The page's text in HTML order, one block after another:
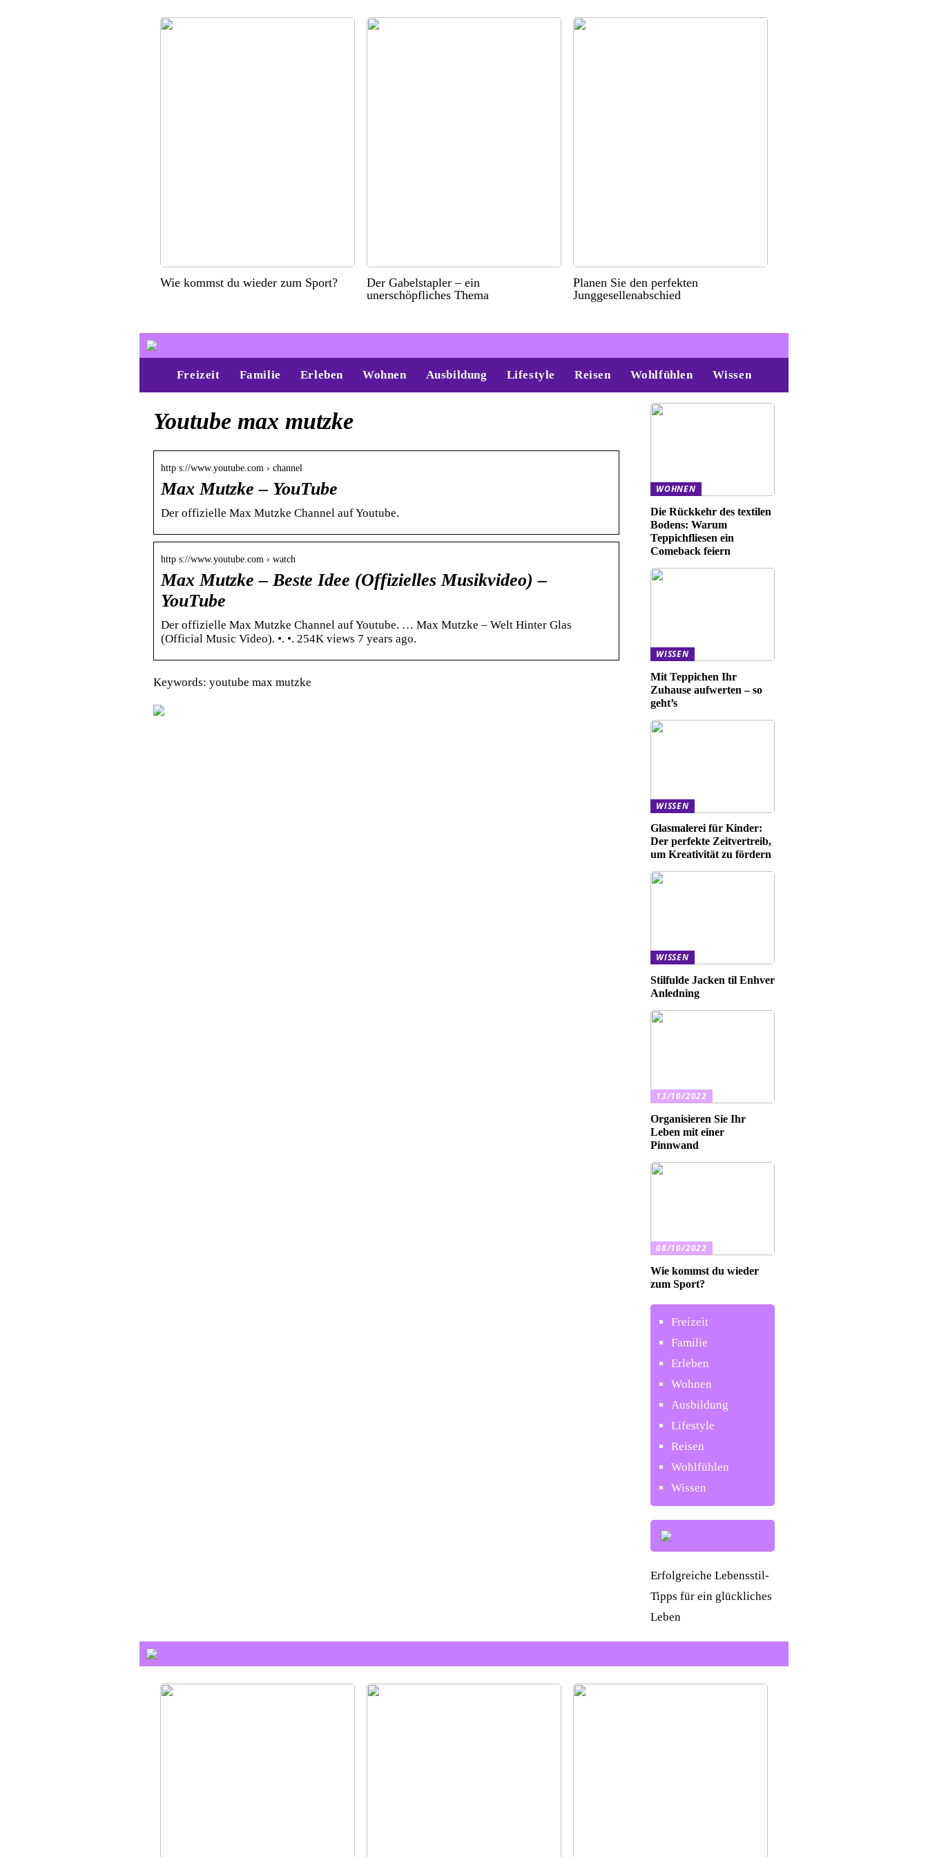
Wie kommst du wieder zum Sport?
Der Gabelstapler – ein
unerschöpfliches Thema
Planen Sie den perfekten
Junggesellenabschied
Freizeit Familie Erleben Wohnen Ausbildung Lifestyle Reisen Wohlfühlen Wissen
Youtube max mutzke
http s://www.youtube.com › channel
Max Mutzke – YouTube
Der offizielle Max Mutzke Channel auf Youtube.
http s://www.youtube.com › watch
Max Mutzke – Beste Idee (Offizielles Musikvideo) –
YouTube
Der offizielle Max Mutzke Channel auf Youtube. … Max Mutzke – Welt Hinter Glas
(Official Music Video). •. •. 254K views 7 years ago.
Keywords: youtube max mutzke
WOHNEN
Die Rückkehr des textilen
Bodens: Warum
Teppichfliesen ein
Comeback feiern
WISSEN
Mit Teppichen Ihr
Zuhause aufwerten – so
geht’s
WISSEN
Glasmalerei für Kinder:
Der perfekte Zeitvertreib,
um Kreativität zu fördern
WISSEN
Stilfulde Jacken til Enhver
Anledning
13/10/2022
Organisieren Sie Ihr
Leben mit einer
Pinnwand
08/10/2022
Wie kommst du wieder
zum Sport?
Freizeit
Familie
Erleben
Wohnen
Ausbildung
Lifestyle
Reisen
Wohlfühlen
Wissen
Erfolgreiche Lebensstil-
Tipps für ein glückliches
Leben